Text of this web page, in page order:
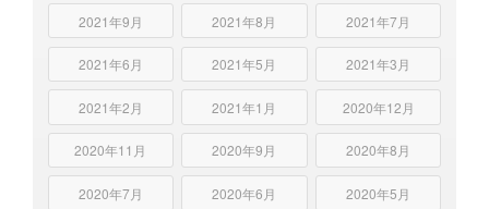
2021年9月 2021年8月 2021年7月
2021年6月 2021年5月 2021年3月
2021年2月 2021年1月 2020年12月
2020年11月 2020年9月 2020年8月
2020年7月 2020年6月 2020年5月